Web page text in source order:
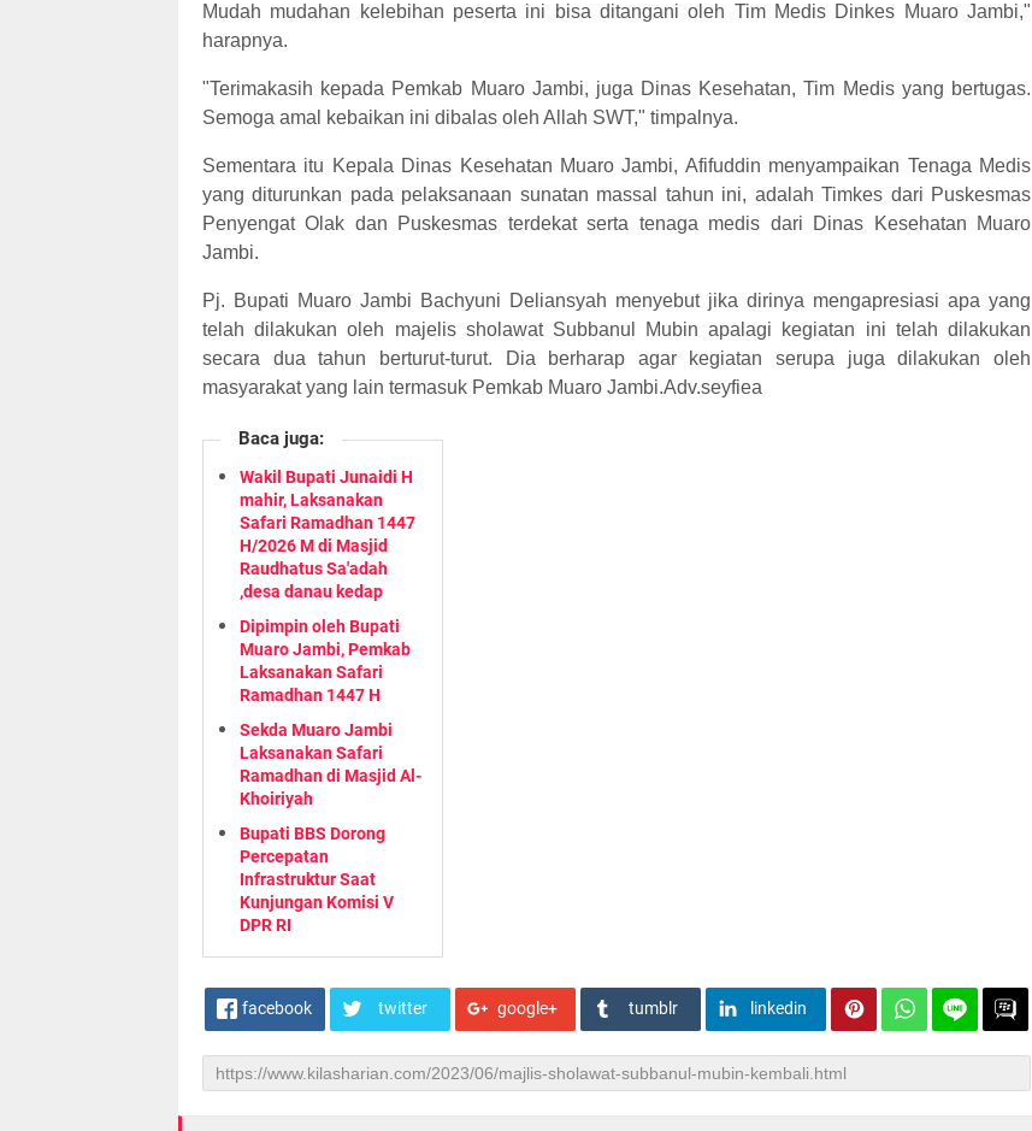
Mudah mudahan kelebihan peserta ini bisa ditangani oleh Tim Medis Dinkes Muaro Jambi,"
harapnya.
"Terimakasih kepada Pemkab Muaro Jambi, juga Dinas Kesehatan, Tim Medis yang bertugas.
Semoga amal kebaikan ini dibalas oleh Allah SWT," timpalnya.
Sementara itu Kepala Dinas Kesehatan Muaro Jambi, Afifuddin menyampaikan Tenaga Medis
yang diturunkan pada pelaksanaan sunatan massal tahun ini, adalah Timkes dari Puskesmas
Penyengat Olak dan Puskesmas terdekat serta tenaga medis dari Dinas Kesehatan Muaro
Jambi.
Pj. Bupati Muaro Jambi Bachyuni Deliansyah menyebut jika dirinya mengapresiasi apa yang
telah dilakukan oleh majelis sholawat Subbanul Mubin apalagi kegiatan ini telah dilakukan
secara dua tahun berturut-turut. Dia berharap agar kegiatan serupa juga dilakukan oleh
masyarakat yang lain termasuk Pemkab Muaro Jambi.Adv.seyfiea
Baca juga:
Wakil Bupati Junaidi H
mahir, Laksanakan
Safari Ramadhan 1447
H/2026 M di Masjid
Raudhatus Sa'adah
,desa danau kedap
Dipimpin oleh Bupati
Muaro Jambi, Pemkab
Laksanakan Safari
Ramadhan 1447 H
Sekda Muaro Jambi
Laksanakan Safari
Ramadhan di Masjid Al-
Khoiriyah
Bupati BBS Dorong
Percepatan
Infrastruktur Saat
Kunjungan Komisi V
DPR RI
facebook twitter google+ tumblr linkedin